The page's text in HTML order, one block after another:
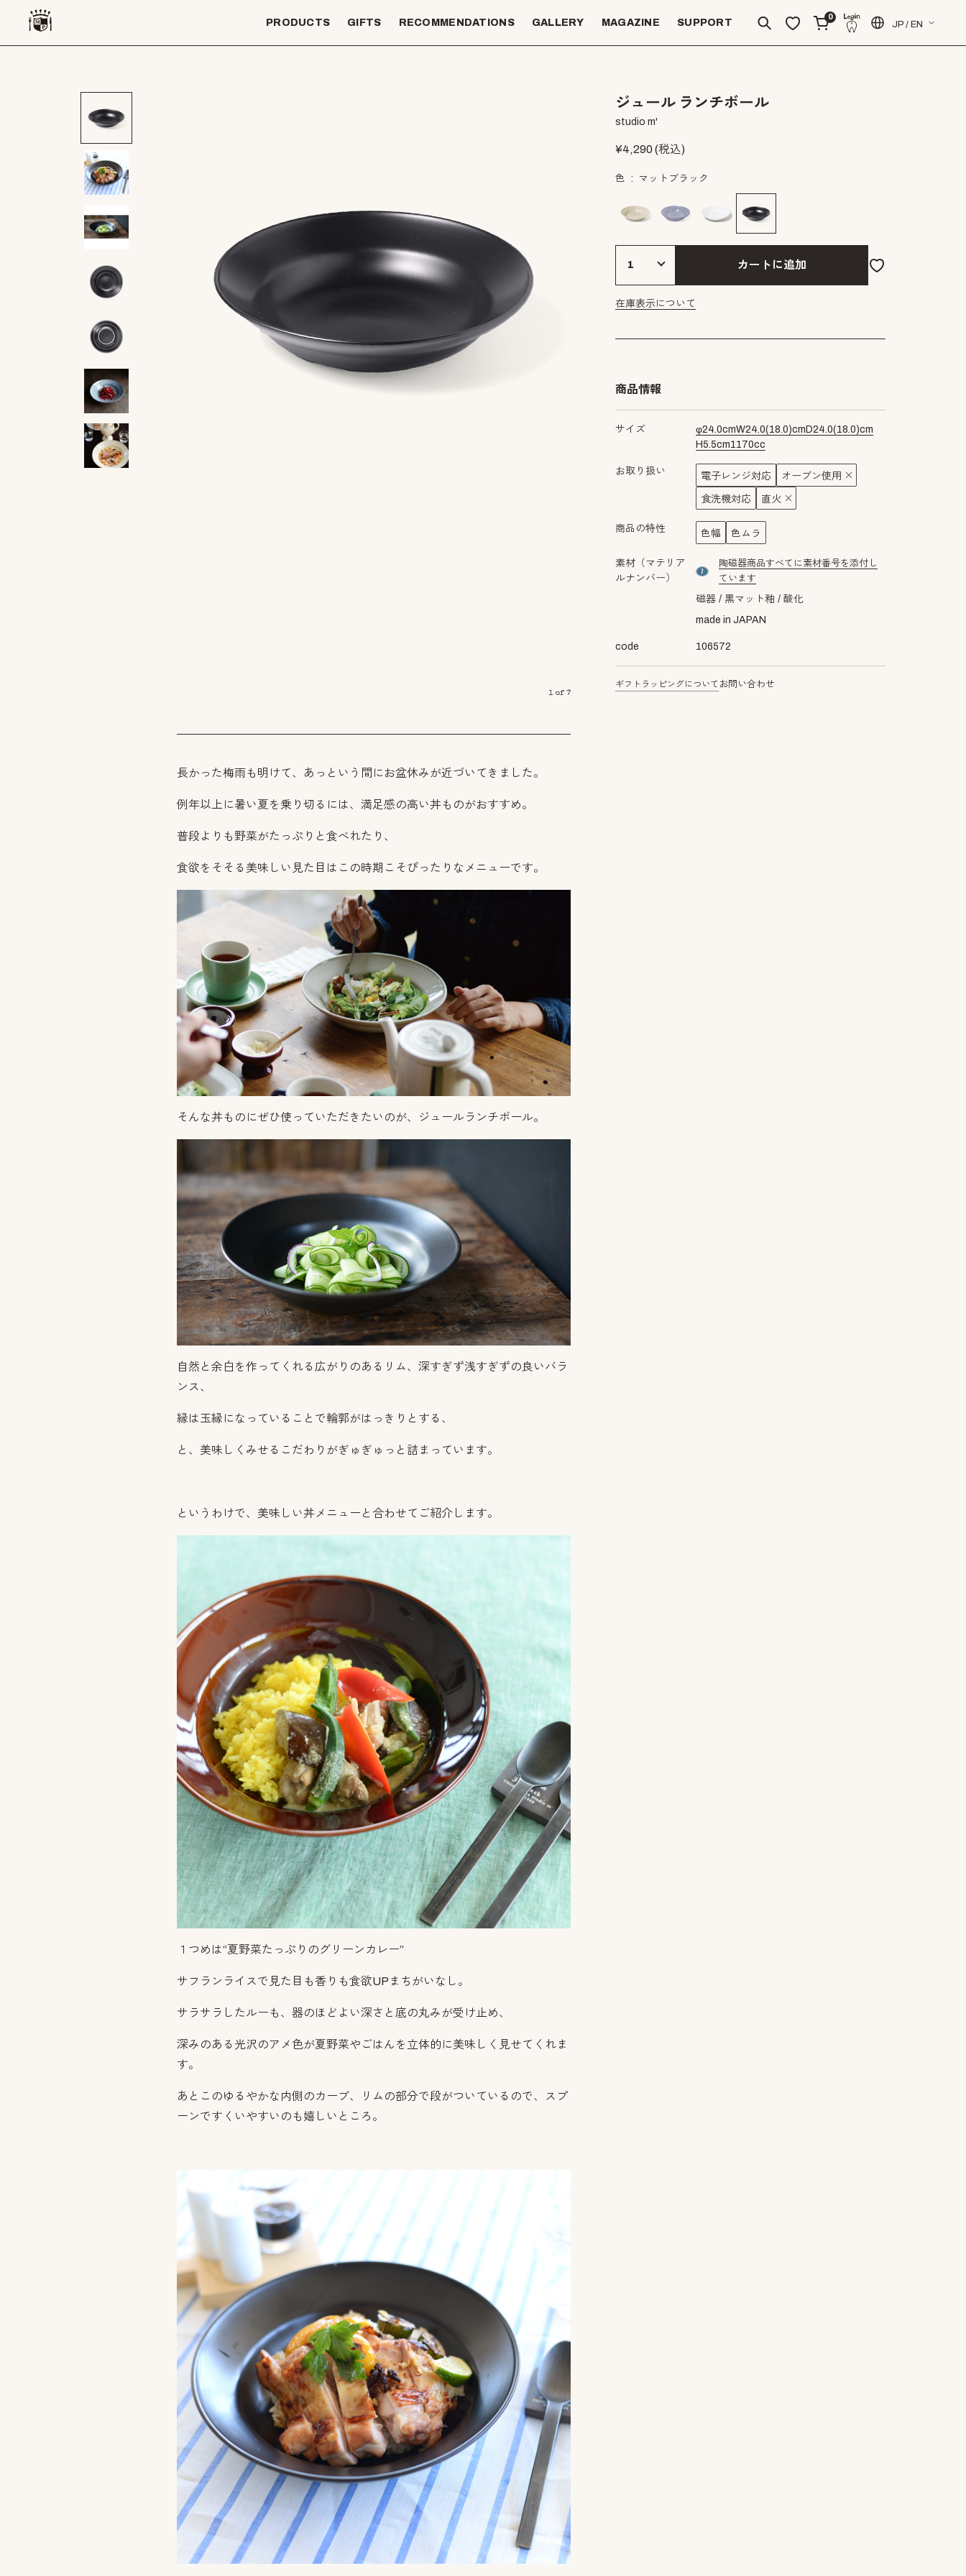
PRODUCTS GIFTS RECOMMENDATIONS GALLERY MAGAZINE SUPPORT
0
JP / EN
1of 7
ジュール ランチボール
studio m'
¥4,290(税込)
色 マットブラック
カートに追加
在庫表示について
商品情報
サイズ φ24.0cmW24.0(18.0)cm D24.0(18.0)cm
H5.5cm1170cc
お取り扱い 電子レンジ対応 オーブン使用
食洗機対応 直火
商品の特性 色幅 色ムラ
素材（マテリア
ルナンバー）
material number7
陶磁器商品すべてに素材番号を添付し
ています
磁器 黒マット釉
酸化
made in JAPAN
code 106572
ギフトラッピングについて お問い合わせ
長かった梅雨も明けて、あっという間にお盆休みが近づいてきました。
例年以上に暑い夏を乗り切るには、満足感の高い丼ものがおすすめ。
普段よりも野菜がたっぷりと食べれたり、
食欲をそそる美味しい見た目はこの時期こそぴったりなメニューです。
そんな丼ものにぜひ使っていただきたいのが、ジュールランチボール。
自然と余白を作ってくれる広がりのあるリム、深すぎず浅すぎずの良いバラ
ンス、
縁は玉縁になっていることで輪郭がはっきりとする、
と、美味しくみせるこだわりがぎゅぎゅっと詰まっています。
というわけで、美味しい丼メニューと合わせてご紹介します。
１つめは“夏野菜たっぷりのグリーンカレー”
サフランライスで見た目も香りも食欲UPまちがいなし。
サラサラしたルーも、器のほどよい深さと底の丸みが受け止め、
深みのある光沢のアメ色が夏野菜やごはんを立体的に美味しく見せてくれま
す。
あとこのゆるやかな内側のカーブ、リムの部分で段がついているので、スプ
ーンですくいやすいのも嬉しいところ。